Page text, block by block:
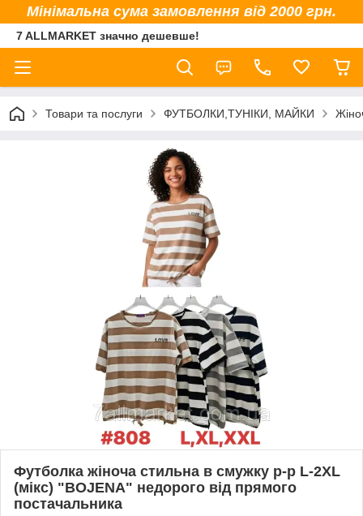
Мінімальна сума замовлення від 2000 грн.
7 ALLMARKET значно дешевше!
Товари та послуги ФУТБОЛКИ,ТУНІКИ, МАЙКИ
Футболка жіноча стильна в смужку р-р L-2XL
(мікс) "BOJENA" недорого від прямого
постачальника